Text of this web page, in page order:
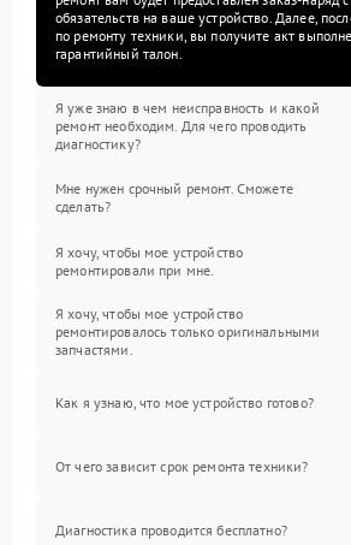
обязательств на ваше устройство. Далее,
по ремонту техники, вы получите акт
гарантийный талон.
Я уже знаю в чем неисправность и какой
ремонт необходим. Для чего проводить
диагностику?
Мне нужен срочный ремонт. Сможете
сделать?
Я хочу, чтобы мое устройство
ремонтировали при мне.
Я хочу, чтобы мое устройство
ремонтировалось только оригинальными
запчастями.
Как я узнаю, что мое устройство готово?
От чего зависит срок ремонта техники?
Диагностика проводится бесплатно?